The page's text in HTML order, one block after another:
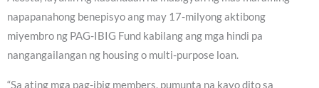
napapanahong benepisyo ang may 17-milyong aktibong
miyembro ng PAG-IBIG Fund kabilang ang mga hindi pa
nangangailangan ng housing o multi-purpose loan.
“Sa ating mga pag-ibig members, pumunta na kayo dito sa